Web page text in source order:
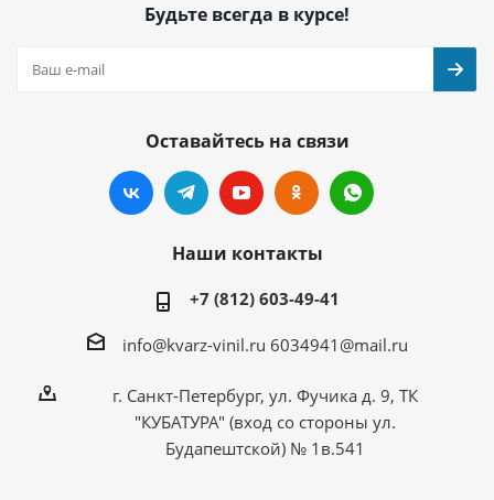
Будьте всегда в курсе!
Оставайтесь на связи
Наши контакты
+7 (812) 603-49-41
info@kvarz-vinil.ru 6034941@mail.ru
г. Санкт-Петербург, ул. Фучика д. 9, ТК
"КУБАТУРА" (вход со стороны ул.
Будапештской) № 1в.541